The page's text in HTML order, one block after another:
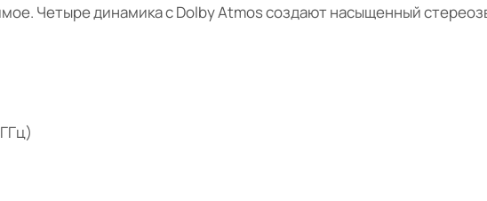
Четыре динамика с Dolby Atmos создают насыщенный